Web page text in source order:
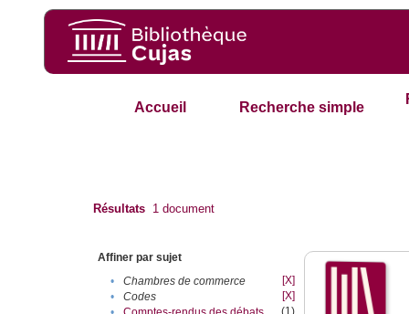
Accueil Recherche simple
Résultats 1 document
Affiner par sujet
•
Chambres de commerce
[X]
•
Codes
[X]